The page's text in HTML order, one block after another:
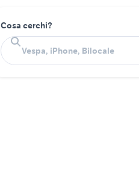
Cosa cerchi?